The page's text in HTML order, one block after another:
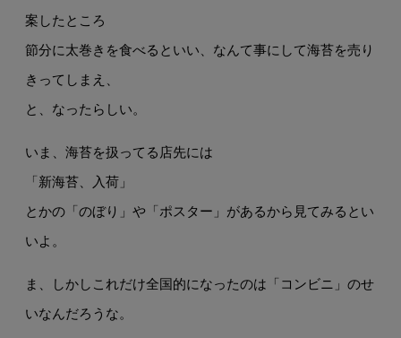
案したところ
節分に太巻きを食べるといい、なんて事にして海苔を売り
きってしまえ、
と、なったらしい。
いま、海苔を扱ってる店先には
「新海苔、入荷」
とかの「のぼり」や「ポスター」があるから見てみるとい
いよ。
ま、しかしこれだけ全国的になったのは「コンビニ」のせ
いなんだろうな。